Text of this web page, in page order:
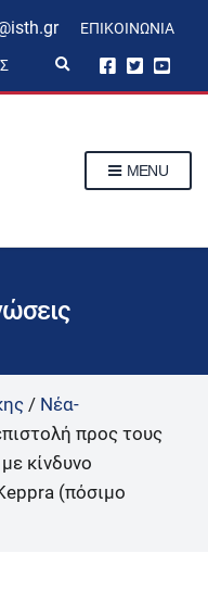
ΕΠΙΚΟΙΝΩΝΊΑ
p
m
MENU
/ Νέα-
προς τους
κίνδυνο
(πόσιμο